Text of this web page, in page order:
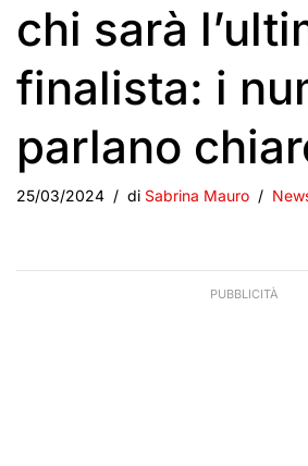
chi sarà
finalista: i
parlano
25/03/2024 di Sabrina Mauro